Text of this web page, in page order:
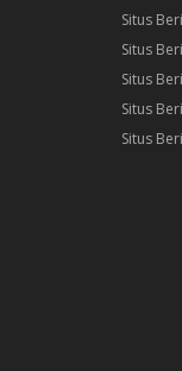
Situs
Situs
Situs
Situs
Situs